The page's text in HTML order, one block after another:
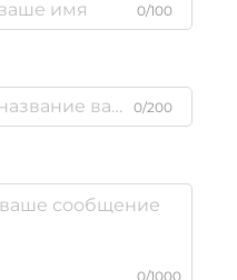
0/100
0/200
0/1000